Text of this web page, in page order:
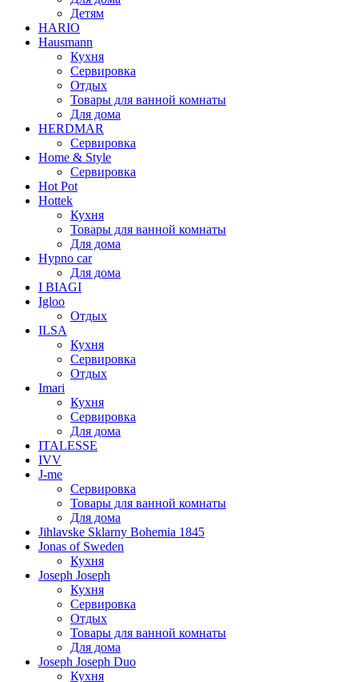
Детям
HARIO
Hausmann
Кухня
Сервировка
Отдых
Товары для ванной комнаты
Для дома
HERDMAR
Сервировка
Home & Style
Сервировка
Hot Pot
Hottek
Кухня
Товары для ванной комнаты
Для дома
Hypno car
Для дома
I BIAGI
Igloo
Отдых
ILSA
Кухня
Сервировка
Отдых
Imari
Кухня
Сервировка
Для дома
ITALESSE
IVV
J-me
Сервировка
Товары для ванной комнаты
Для дома
Jihlavske Sklarny Bohemia 1845
Jonas of Sweden
Кухня
Joseph Joseph
Кухня
Сервировка
Отдых
Товары для ванной комнаты
Для дома
Joseph Joseph Duo
Кухня